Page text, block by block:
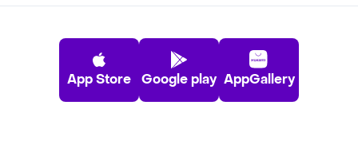
App Store Google play AppGallery